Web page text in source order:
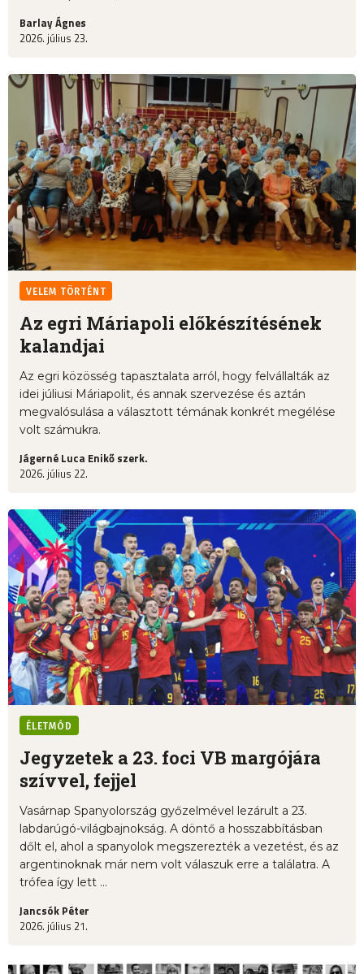
Barlay Ágnes
2026. július 23.
VELEM TÖRTÉNT
Az egri Máriapoli előkészítésének
kalandjai
Az egri közösség tapasztalata arról, hogy felvállalták az
idei júliusi Máriapolit, és annak szervezése és aztán
megvalósulása a választott témának konkrét megélése
volt számukra.
Jágerné Luca Enikő szerk.
2026. július 22.
ÉLETMÓD
Jegyzetek a 23. foci VB margójára
szívvel, fejjel
Vasárnap Spanyolország győzelmével lezárult a 23.
labdarúgó-világbajnokság. A döntő a hosszabbításban
dőlt el, ahol a spanyolok megszerezték a vezetést, és az
argentinoknak már nem volt válaszuk erre a találatra. A
trófea így lett ...
Jancsók Péter
2026. július 21.